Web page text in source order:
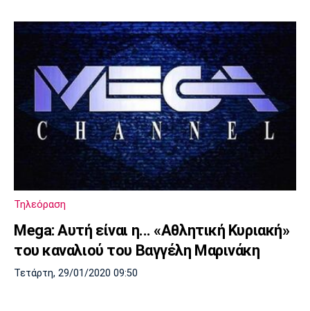
Τηλεόραση
Mega: Αυτή είναι η... «Αθλητική Κυριακή»
του καναλιού του Βαγγέλη Μαρινάκη
Τετάρτη, 29/01/2020 09:50